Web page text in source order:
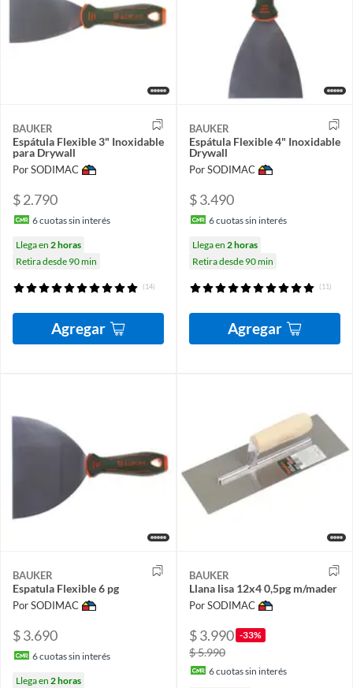
BAUKER
Espátula Flexible 3" Inoxidable
para Drywall
Por SODIMAC
$ 2.790
6cuotas sin interés
Llega en 2 horas
Retira desde 90 min
(14)
Agregar
BAUKER
Espátula Flexible 4" Inoxidable
Drywall
Por SODIMAC
$ 3.490
6cuotas sin interés
Llega en 2 horas
Retira desde 90 min
(11)
Agregar
BAUKER
Espatula Flexible 6 pg
Por SODIMAC
$ 3.690
6cuotas sin interés
Llega en 2 horas
BAUKER
Llana lisa 12x4 0,5pg m/mader
Por SODIMAC
$ 3.990 -33%
$ 5.990
6cuotas sin interés